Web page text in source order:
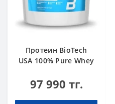
Протеин BioTech
USA 100% Pure Whey
g
97 990 тг.